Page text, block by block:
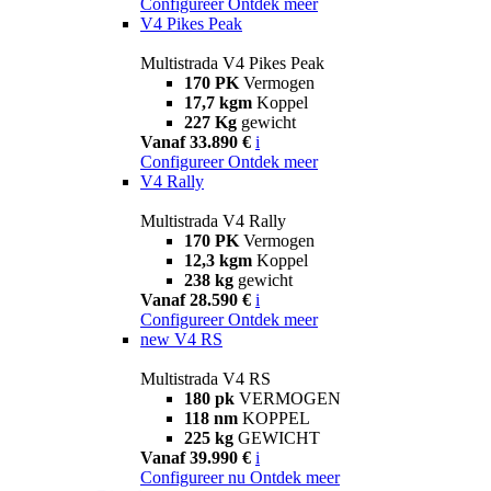
V4 Pikes Peak
Multistrada V4 Pikes Peak
170 PK Vermogen
17,7 kgm Koppel
227 Kg gewicht
Vanaf 33.890 € i
Configureer Ontdek meer
V4 Rally
Multistrada V4 Rally
170 PK Vermogen
12,3 kgm Koppel
238 kg gewicht
Vanaf 28.590 € i
Configureer Ontdek meer
new V4 RS
Multistrada V4 RS
180 pk VERMOGEN
118 nm KOPPEL
225 kg GEWICHT
Vanaf 39.990 € i
Configureer nu Ontdek meer